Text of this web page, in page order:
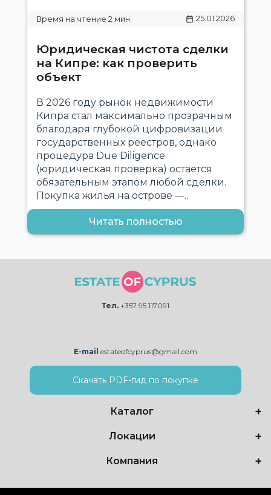
25.01.2026
Юридическая чистота сделки
на Кипре: как проверить
объект
В 2026 году рынок недвижимости
Кипра стал максимально прозрачным
благодаря глубокой цифровизации
государственных реестров, однако
процедура Due Diligence
(юридическая проверка) остается
обязательным этапом любой сделки.
Покупка жилья на острове —..
Читать полностью
Тел. +357 95 117091
E-mail estateofcyprus@gmail.com
Скачать PDF-гид по покупке
Каталог
Локации
Компания